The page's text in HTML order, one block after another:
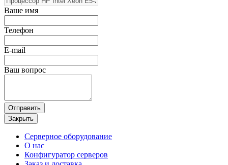
Ваше имя
Телефон
E-mail
Ваш вопрос
Отправить
Закрыть
Серверное оборудование
О нас
Конфигуратор серверов